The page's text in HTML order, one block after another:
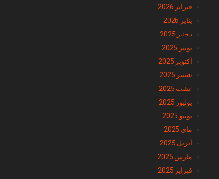
فبراير 2026
يناير 2026
دجنبر 2025
نونبر 2025
أكتوبر 2025
شتنبر 2025
غشت 2025
يوليوز 2025
يونيو 2025
ماي 2025
أبريل 2025
مارس 2025
فبراير 2025